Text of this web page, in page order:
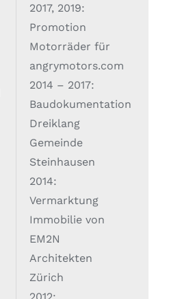
2017, 2019:
Promotion
Motorräder für
angrymotors.com
2014 – 2017:
Baudokumentation
Dreiklang
Gemeinde
Steinhausen
2014:
Vermarktung
Immobilie von
EM2N
Architekten
Zürich